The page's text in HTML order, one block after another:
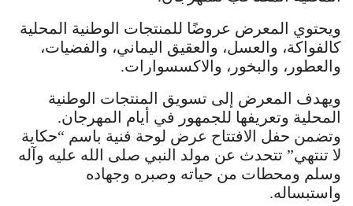
ويحتوي المعرض عروضًا للمنتجات الوطنية المحلية
كالفواكة، والعسل، والعقيق اليماني، والفضيات،
والعطور، والبخور، والاكسسوارات.
ويهدف المعرض إلى تسويق المنتجات الوطنية
المحلية وتعريفها للجمهور في أيام المهرجان.
وتضمن حفل الافتتاح عرض لوحة فنية باسم “حكاية
لا تنتهي” تتحدث عن مولد النبي صلى الله عليه وآله
وسلم ومحطات من حياته وصبره وجهاده
واستبساله.